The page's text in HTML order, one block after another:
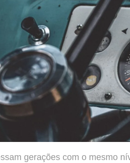
gerações com o mesmo